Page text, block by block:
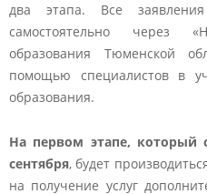
два этапа. Все
самостоятельно через
образования Тюменской
помощью специалистов в
образования.
На первом этапе, который
сентября, будет
на получение услуг